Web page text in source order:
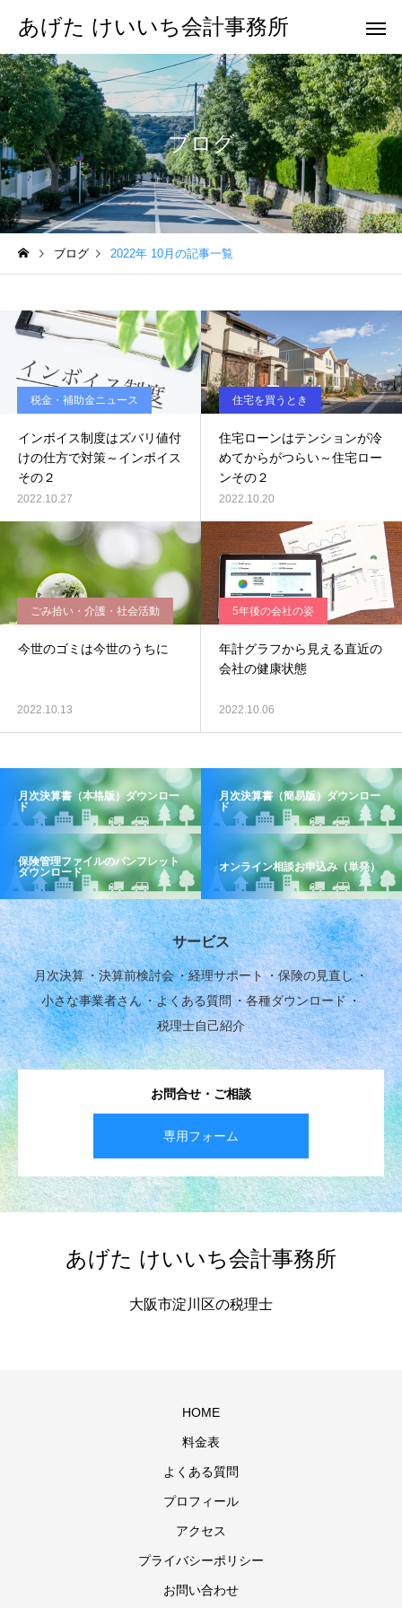
あげた けいいち会計事務所
ブログ
ブログ 2022年 10月の記事一覧
税金・補助金ニュース
インボイス制度はズバリ値付
けの仕方で対策～インボイス
その２
2022.10.27
住宅を買うとき
住宅ローンはテンションが冷
めてからがつらい～住宅ロー
ンその２
2022.10.20
ごみ拾い・介護・社会活動
今世のゴミは今世のうちに
2022.10.13
5年後の会社の姿
年計グラフから見える直近の
会社の健康状態
2022.10.06
月次決算書（本格版）ダウンロー
ド
月次決算書（簡易版）ダウンロー
ド
保険管理ファイルのパンフレット
ダウンロード
オンライン相談お申込み（単発）
サービス
月次決算 決算前検討会 経理サポート
保険の見直し
小さな事業者さん
よくある質問
各種ダウンロード
税理士自己紹介
お問合せ・ご相談
専用フォーム
あげた けいいち会計事務所
大阪市淀川区の税理士
HOME
料金表
よくある質問
プロフィール
アクセス
プライバシーポリシー
お問い合わせ